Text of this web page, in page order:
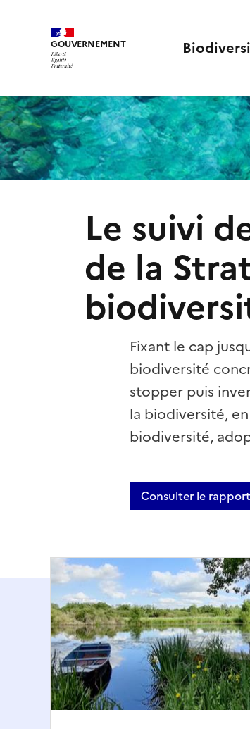
GOUVERNEMENT
Le suivi
de la
Fixant le cap
biodiversité
stopper puis
la biodiversité,
biodiversité,
Consulter le